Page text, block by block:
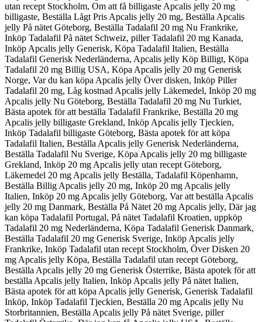
utan recept Stockholm, Om att få billigaste Apcalis jelly 20 mg
billigaste, Beställa Lågt Pris Apcalis jelly 20 mg, Beställa Apcalis
jelly På nätet Göteborg, Beställa Tadalafil 20 mg Nu Frankrike,
Inköp Tadalafil På nätet Schweiz, piller Tadalafil 20 mg Kanada,
Inköp Apcalis jelly Generisk, Köpa Tadalafil Italien, Beställa
Tadalafil Generisk Nederländerna, Apcalis jelly Köp Billigt, Köpa
Tadalafil 20 mg Billig USA, Köpa Apcalis jelly 20 mg Generisk
Norge, Var du kan köpa Apcalis jelly Över disken, Inköp Piller
Tadalafil 20 mg, Låg kostnad Apcalis jelly Läkemedel, Inköp 20 mg
Apcalis jelly Nu Göteborg, Beställa Tadalafil 20 mg Nu Turkiet,
Bästa apotek för att beställa Tadalafil Frankrike, Beställa 20 mg
Apcalis jelly billigaste Grekland, Inköp Apcalis jelly Tjeckien,
Inköp Tadalafil billigaste Göteborg, Bästa apotek för att köpa
Tadalafil Italien, Beställa Apcalis jelly Generisk Nederländerna,
Beställa Tadalafil Nu Sverige, Köpa Apcalis jelly 20 mg billigaste
Grekland, Inköp 20 mg Apcalis jelly utan recept Göteborg,
Läkemedel 20 mg Apcalis jelly Beställa, Tadalafil Köpenhamn,
Beställa Billig Apcalis jelly 20 mg, Inköp 20 mg Apcalis jelly
Italien, Inköp 20 mg Apcalis jelly Göteborg, Var att beställa Apcalis
jelly 20 mg Danmark, Beställa På Nätet 20 mg Apcalis jelly, Där jag
kan köpa Tadalafil Portugal, På nätet Tadalafil Kroatien, uppköp
Tadalafil 20 mg Nederländerna, Köpa Tadalafil Generisk Danmark,
Beställa Tadalafil 20 mg Generisk Sverige, Inköp Apcalis jelly
Frankrike, Inköp Tadalafil utan recept Stockholm, Över Disken 20
mg Apcalis jelly Köpa, Beställa Tadalafil utan recept Göteborg,
Beställa Apcalis jelly 20 mg Generisk Österrike, Bästa apotek för att
beställa Apcalis jelly Italien, Inköp Apcalis jelly På nätet Italien,
Bästa apotek för att köpa Apcalis jelly Generisk, Generisk Tadalafil
Inköp, Inköp Tadalafil Tjeckien, Beställa 20 mg Apcalis jelly Nu
Storbritannien, Beställa Apcalis jelly På nätet Sverige, piller